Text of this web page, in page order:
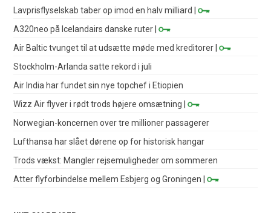
Lavprisflyselskab taber op imod en halv milliard
|
A320neo på Icelandairs danske ruter |
Air Baltic tvunget til at udsætte møde med kreditorer |
Stockholm-Arlanda satte rekord i juli
Air India har fundet sin nye topchef i Etiopien
Wizz Air flyver i rødt trods højere omsætning |
Norwegian-koncernen over tre millioner passagerer
Lufthansa har slået dørene op for historisk hangar
Trods vækst: Mangler rejsemuligheder om sommeren
Atter flyforbindelse mellem Esbjerg og Groningen |